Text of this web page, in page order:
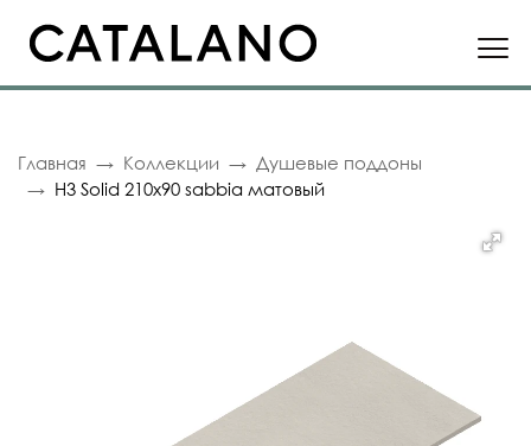
Главная Коллекции
Душевые поддоны
H3 Solid 210x90 sabbia матовый